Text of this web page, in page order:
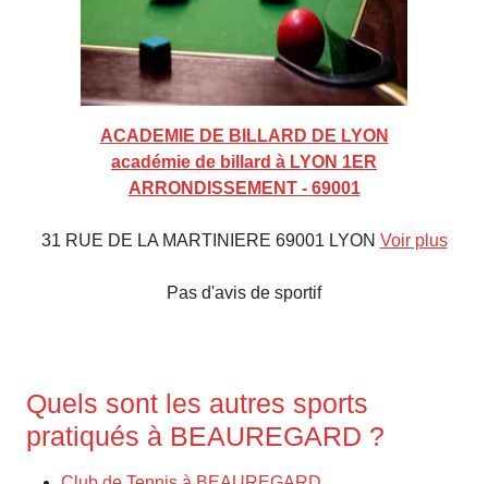
ACADEMIE DE BILLARD DE LYON
académie de billard à LYON 1ER
ARRONDISSEMENT - 69001
31 RUE DE LA MARTINIERE 69001 LYON Voir plus
Pas d'avis de sportif
Quels sont les autres sports
pratiqués à BEAUREGARD ?